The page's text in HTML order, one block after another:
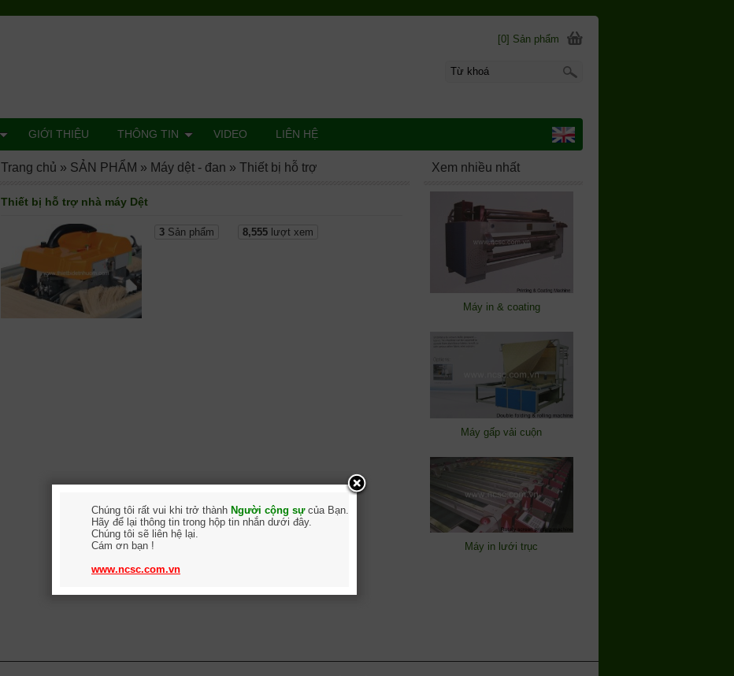
Thiết bị hỗ trợ nhà máy Dệt
3Sản phẩm 8,555lượt xem
Trang chủ » SẢN PHẨM » Máy dệt - đan »Thiết bị hỗ trợ Xem nhiều nhất
Máy in & coating
Máy gấp vải cuộn
Máy in lưới trục
[0] Sản phẩm
GIỚI THIỆU THÔNG TIN VIDEO LIÊN HỆ
Chúng tôi rất vui khi trở thành Người cộng sựcủa Bạn.
Hãy để lại thông tin trong hộp tin nhắn dưới đây.
Chúng tôi sẽ liên hệ lại.
Cám ơn bạn !
www.ncsc.com.vn